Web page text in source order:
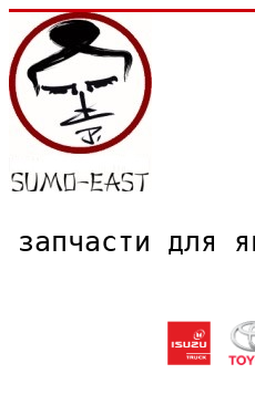
запчасти для